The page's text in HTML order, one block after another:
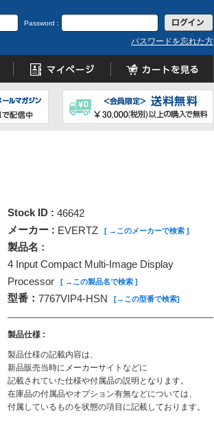
Password :
パスワードを忘れた方
Stock ID : 46642
メーカー : EVERTZ [ →このメーカーで検索 ]
製品名 :
4 Input Compact Multi-Image Display
Processor
[ →この製品名で検索 ]
型番： 7767VIP4-HSN [→この型番で検索]
製品仕様 :
製品仕様の記載内容は、
新品販売当時にメーカーサイトなどに
記載されていた仕様や付属品の説明となります。
在庫品の付属品やオプション有無などについては、
付属しているものを状態の項目に記載しております。